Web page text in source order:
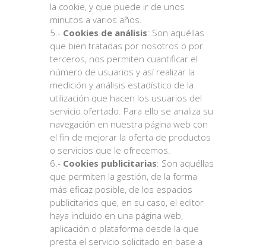
la cookie, y que puede ir de unos
minutos a varios años.
5.- Cookies de análisis: Son aquéllas
que bien tratadas por nosotros o por
terceros, nos permiten cuantificar el
número de usuarios y así realizar la
medición y análisis estadístico de la
utilización que hacen los usuarios del
servicio ofertado. Para ello se analiza su
navegación en nuestra página web con
el fin de mejorar la oferta de productos
o servicios que le ofrecemos.
6.- Cookies publicitarias: Son aquéllas
que permiten la gestión, de la forma
más eficaz posible, de los espacios
publicitarios que, en su caso, el editor
haya incluido en una página web,
aplicación o plataforma desde la que
presta el servicio solicitado en base a